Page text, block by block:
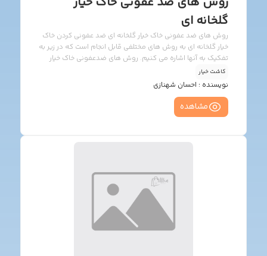
گلخانه ای
روش های ضد عفونی خاک خیار گلخانه ای ضد عفونی کردن خاک
خیار گلخانه ای به روش های مختلفی قابل انجام است که در زیر به
تفکیک به آنها اشاره می کنیم. روش های ضدعفونی خاک خیار
Solarization) ضد عفونی با این روش در تیرماه و مردادماه
انجام می شود. در این روش ابتدا مقدار لازم کود حیوانی
پوسیده را بر روی خاک پخش می کنیم و سپس خاک را شخم می
زنیم و سطح خاک را تسطیح می کنیم و اقدام به آبیاری غرقابی
کاشت خیار
نویسنده : احسان شهنازی
مشاهده